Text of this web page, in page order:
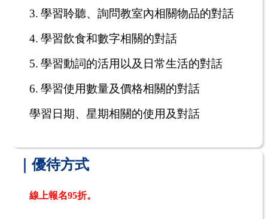
3. 學習聆聽、詢問教室內相關物品的對話
4. 學習飲食和數字相關的對話
5. 學習動詞的活用以及日常生活的對話
6. 學習使用數量及價格相關的對話
學習日期、星期相關的使用及對話
｜優待方式
線上報名95折。